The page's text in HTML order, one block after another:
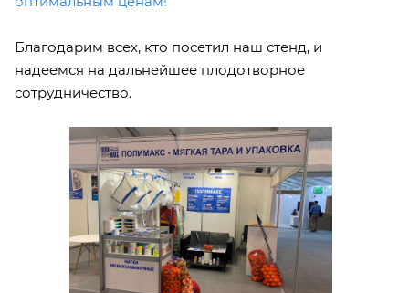
Благодарим всех, кто посетил наш стенд, и
надеемся на дальнейшее плодотворное
сотрудничество.